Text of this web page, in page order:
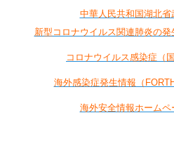
中華人民共和国湖北省
新型コロナウイルス関連肺炎の発
コロナウイルス感染症（
海外感染症発生情報（
海外安全情報ホームペ